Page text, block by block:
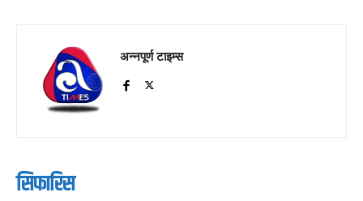
अन्नपूर्ण टाइम्स
सिफारिस